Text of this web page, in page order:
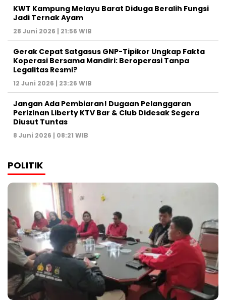
KWT Kampung Melayu Barat Diduga Beralih Fungsi
Jadi Ternak Ayam
28 Juni 2026 | 21:56 WIB
Gerak Cepat Satgasus GNP-Tipikor Ungkap Fakta
Koperasi Bersama Mandiri: Beroperasi Tanpa
Legalitas Resmi?
12 Juni 2026 | 23:26 WIB
Jangan Ada Pembiaran! Dugaan Pelanggaran
Perizinan Liberty KTV Bar & Club Didesak Segera
Diusut Tuntas
8 Juni 2026 | 08:21 WIB
POLITIK